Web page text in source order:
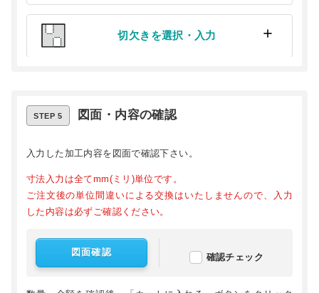
切欠きを選択・入力
STEP 5 図面・内容の確認
入力した加工内容を図面で確認下さい。
寸法入力は全てmm(ミリ)単位です。
ご注文後の単位間違いによる交換はいたしませんので、入力
した内容は必ずご確認ください。
図面確認 確認チェック